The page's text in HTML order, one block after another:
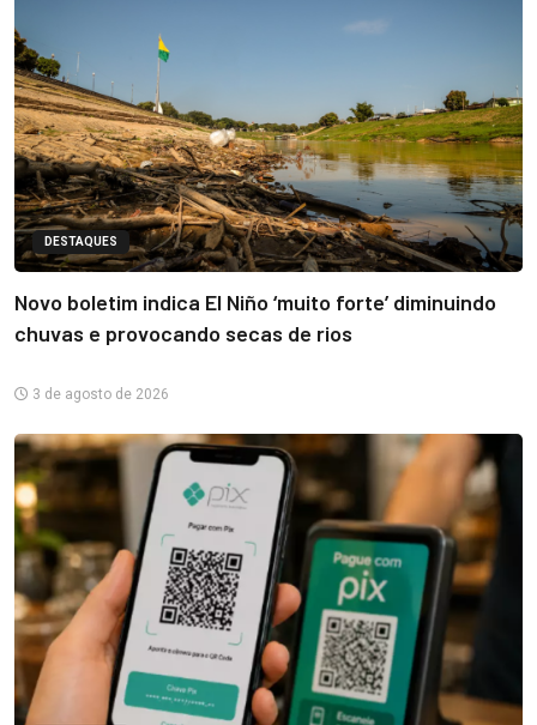
DESTAQUES
Novo boletim indica El Niño ‘muito forte’ diminuindo
chuvas e provocando secas de rios
3 de agosto de 2026